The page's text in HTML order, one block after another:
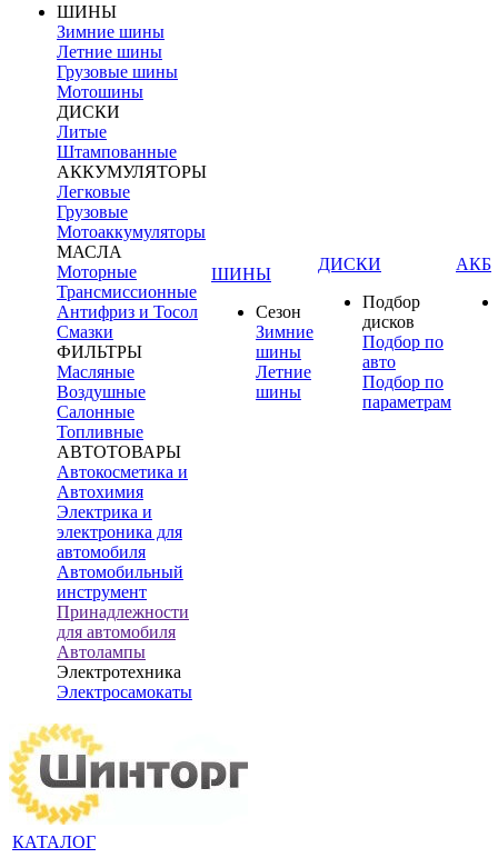
ШИНЫ
Зимние шины
Летние шины
Грузовые шины
Мотошины
ДИСКИ
Литые
Штампованные
АККУМУЛЯТОРЫ
Легковые
Грузовые
Мотоаккумуляторы
МАСЛА
Моторные
Трансмиссионные
Антифриз и Тосол
Смазки
ФИЛЬТРЫ
Масляные
Воздушные
Салонные
Топливные
АВТОТОВАРЫ
Автокосметика и
Автохимия
Электрика и
электроника для
автомобиля
Автомобильный
инструмент
Принадлежности
для автомобиля
Автолампы
Электротехника
Электросамокаты
ШИНЫ
Сезон
Зимние
шины
Летние
шины
ДИСКИ
Подбор
дисков
Подбор по
авто
Подбор по
параметрам
АКБ
КАТАЛОГ